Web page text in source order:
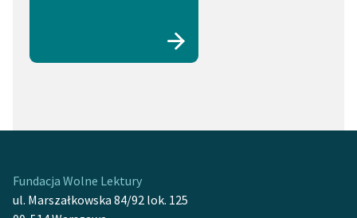
Fundacja Wolne Lektury
ul. Marszałkowska 84/92 lok. 125